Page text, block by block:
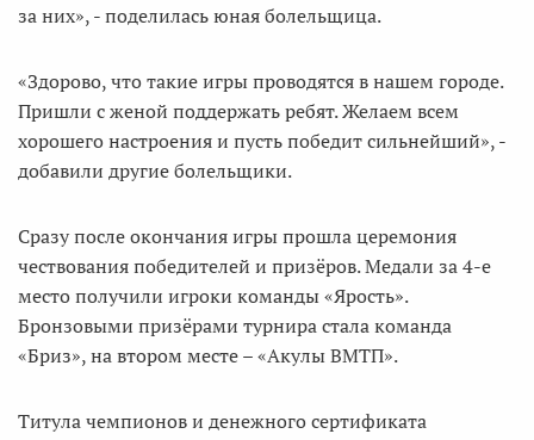
за них», - поделилась юная болельщица.
«Здорово, что такие игры проводятся в нашем городе.
Пришли с женой поддержать ребят. Желаем всем
хорошего настроения и пусть победит сильнейший», -
добавили другие болельщики.
Сразу после окончания игры прошла церемония
чествования победителей и призёров. Медали за 4-е
место получили игроки команды «Ярость».
Бронзовыми призёрами турнира стала команда
«Бриз», на втором месте – «Акулы ВМТП».
Титула чемпионов и денежного сертификата